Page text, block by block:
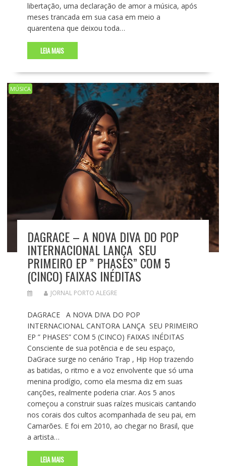
libertação, uma declaração de amor a música, após
meses trancada em sua casa em meio a
quarentena que deixou toda…
LEIA MAIS
MÚSICA
DAGRACE – A NOVA DIVA DO POP
INTERNACIONAL LANÇA SEU
PRIMEIRO EP ” PHASES” COM 5
(CINCO) FAIXAS INÉDITAS
JORNAL PORTO ALEGRE
DAGRACE A NOVA DIVA DO POP
INTERNACIONAL CANTORA LANÇA SEU PRIMEIRO
EP ” PHASES” COM 5 (CINCO) FAIXAS INÉDITAS
Consciente de sua potência e de seu espaço,
DaGrace surge no cenário Trap , Hip Hop trazendo
as batidas, o ritmo e a voz envolvente que só uma
menina prodígio, como ela mesma diz em suas
canções, realmente poderia criar. Aos 5 anos
começou a construir suas raízes musicais cantando
nos corais dos cultos acompanhada de seu pai, em
Camarões. E foi em 2010, ao chegar no Brasil, que
a artista…
LEIA MAIS